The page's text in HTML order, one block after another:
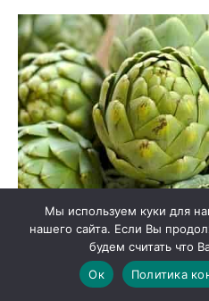
Мы используем куки для
нашего сайта. Если Вы
будем считать что
Ок
Политика